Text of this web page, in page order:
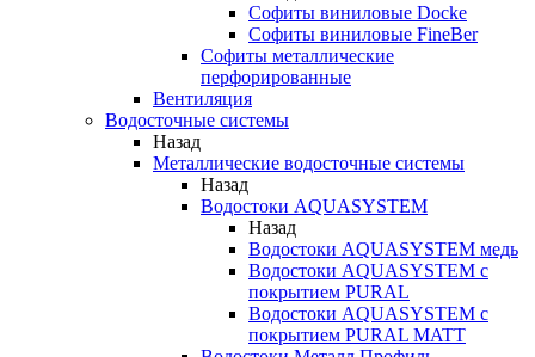
Софиты виниловые Docke
Софиты виниловые FineBer
Софиты металлические
перфорированные
Вентиляция
Водосточные системы
Назад
Металлические водосточные системы
Назад
Водостоки AQUASYSTEM
Назад
Водостоки AQUASYSTEM медь
Водостоки AQUASYSTEM с
покрытием PURAL
Водостоки AQUASYSTEM с
покрытием PURAL MATT